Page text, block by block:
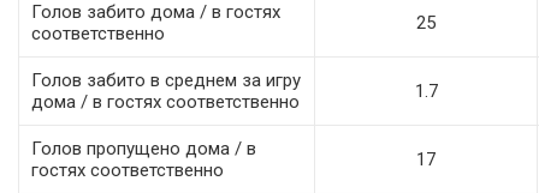
Голов забито дома / в гостях
соответственно
25
Голов забито в среднем за игру
дома / в гостях соответственно
1.7
Голов пропущено дома / в
гостях соответственно
17